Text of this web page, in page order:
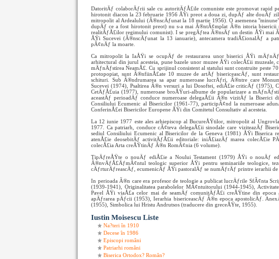
DatoritÄƒ colaborÄƒrii sale cu autoritÄƒÅ£ile comuniste este promovat rapid
hirotonit diacon la 23 februarie 1956 ÅŸi preot a doua zi, dupÄƒ alte douÄƒ
mitropolit al Ardealului (Ã®nscÄƒunat la 18 martie 1956). O asemenea
dupÄƒ ce a fost hirotonit preot) nu s-a mai Ã®ntÃ¢mplat Ã®n istoria
realitÄƒÅ£ilor regimului comunist). I se pregÄƒtea Ã®nsÄƒ un destin ÅŸi mai
ÅŸi Sucevei (Ã®nscÄƒunat la 13 ianuarie), antecamera tradiÅ£ionalÄƒ a
pÃ¢nÄƒ la moarte.
Ca mitropolit la IaÅŸi se ocupÄƒ de restaurarea unor biserici ÅŸi
arhitectural din jurul acesteia, pune bazele unor muzee ÅŸi colecÅ£ii
mÄƒnÄƒstirea NeamÅ£. Cu sprijinul consistent al statului sunt construite peste
protopopiat, sunt Ã®nfiinÅ£ate 10 muzee de artÄƒ bisericeascÄƒ, sunt
schituri. Sub Ã®ndrumarea sa apar numeroase lucrÄƒri, Ã®ntre care
Sucevei (1974), Psaltirea Ã®n versuri a lui Dosoftei, ediÅ£ie criticÄƒ (1975),
CetÄƒÅ£uia (1977), numeroase broÅŸuri-albume de popularizare a
aceastÄƒ perioadÄƒ conduce numeroase delegaÅ£ii Ã®n vizitÄƒ la Biserici
Consiliului Ecumenic al Bisericilor (1961-77), participÃ¢nd la numeroase
ConferinÅ£ei Bisericilor Europene ÅŸi din Comitetul Consultativ al acesteia.
La 12 iunie 1977 este ales arhiepiscop al BucureÅŸtilor, mitropolit al
1977. Ca patriarh, conduce cÃ¢teva delegaÅ£ii sinodale care viziteazÄƒ
sediul Consiliului Ecumenic al Bisericilor de la Geneva (1981) ÅŸi Biserica
atenÅ£ie deosebitÄƒ activitÄƒÅ£ii editoriale: iniÅ£iazÄƒ marea
colecÅ£ia Arta creÅŸtinÄƒ Ã®n RomÃ¢nia (6 volume).
TipÄƒreÅŸte o nouÄƒ ediÅ£ie a Noului Testament (1979) ÅŸi o nouÄƒ
Ã®nvÄƒÅ£ÄƒmÃ¢ntul teologic superior ÅŸi pentru seminariile teologice,
cÄƒrturÄƒreascÄƒ, ecumenicÄƒ ÅŸi pastoralÄƒ se numÄƒrÄƒ printre ierarhii
In perioada Ã®n care era profesor de teologie a publicat lucrÄƒrile SfÃ¢nta
(1939-1941), Originalitatea parabolelor MÃ¢ntuitorului (1944-1945),
Pavel ÅŸi viaÅ£a celor mai de seamÄƒ comunitÄƒÅ£i creÅŸtine din
apÄƒrarea pÄƒcii (1953), Ierarhia bisericeascÄƒ Ã®n epoca apostolicÄƒ.
(1955), Simbolica lui Hristu Andrutsos (traducere din greceÅŸte, 1955).
Iustin Moisescu Liste
Na?teri în 1910
Decese în 1986
Episcopi români
Patriarhi români
Biserica Ortodox? Român?